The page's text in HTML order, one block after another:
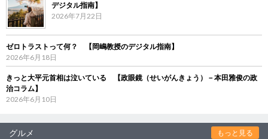
デジタル指南】
2026年7月22日
ゼロトラストって何？ 【岡嶋教授のデジタル指南】
2026年6月18日
きっと大平元首相は泣いている 【政眼鏡（せいがんきょう）－本田雅俊の政
治コラム】
2026年6月10日
グルメ もっと見る